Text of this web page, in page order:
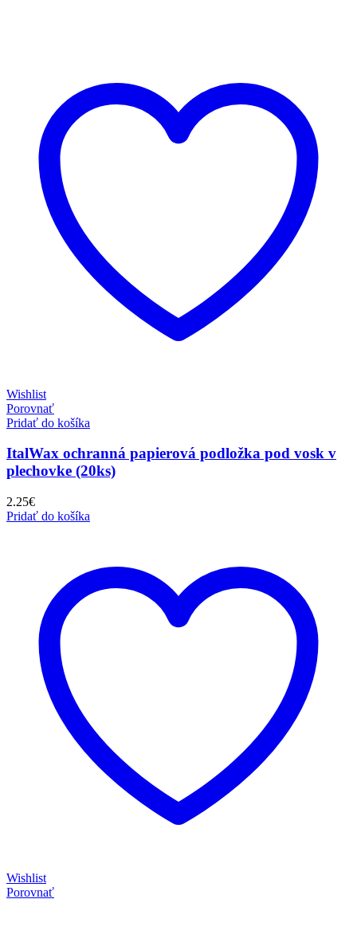
Wishlist
Porovnať
Pridať do košíka
ItalWax ochranná papierová podložka pod vosk v
plechovke (20ks)
2.25€
Pridať do košíka
Wishlist
Porovnať